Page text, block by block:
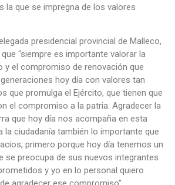
la que se impregna de los valores
presidencial provincial de Malleco,
“siempre es importante valorar la
y el compromiso de renovación que
hoy día con valores tan
que promulga el Ejército, que tienen que
el compromiso a la patria. Agradecer la
que hoy día nos acompaña en esta
la ciudadanía también lo importante que
primero porque hoy día tenemos un
se preocupa de sus nuevos integrantes
y yo en lo personal quiero